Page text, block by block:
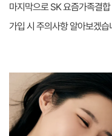
마지막으로 SK 요즘가족결합
가입 시 주의사항 알아보겠습